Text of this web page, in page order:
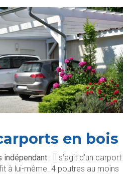
en bois
indépendant : Il s’agit d’un carport
à lui-même. 4 poutres au moins